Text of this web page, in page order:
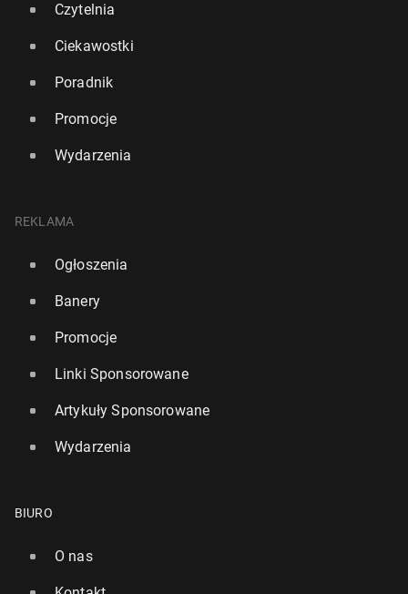
Czytelnia
Ciekawostki
Poradnik
Promocje
Wydarzenia
REKLAMA
Ogłoszenia
Banery
Promocje
Linki Sponsorowane
Artykuły Sponsorowane
Wydarzenia
BIURO
O nas